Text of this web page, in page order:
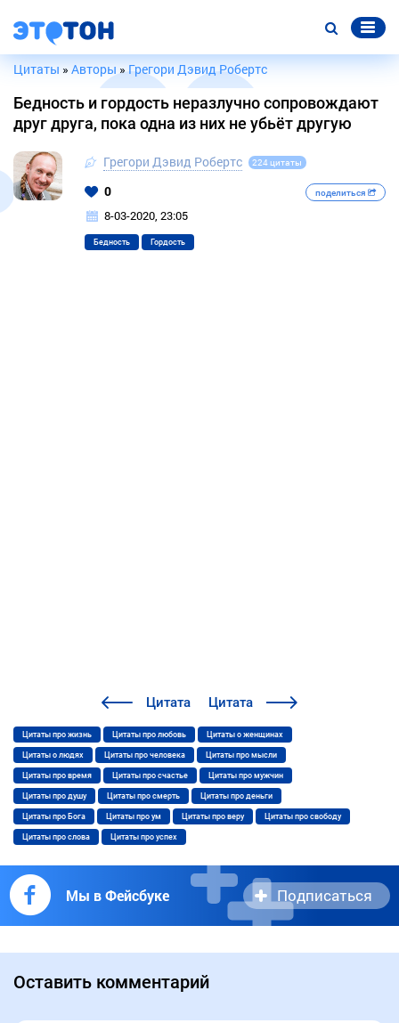
Цитаты » Авторы »Грегори Дэвид Робертс
Бедность и гордость неразлучно сопровождают
друг друга, пока одна из них не убьёт другую
Грегори Дэвид Робертс 224 цитаты
0 поделиться
8-03-2020, 23:05
Бедность Гордость
Цитата Цитата
Цитаты про жизнь Цитаты про любовь Цитаты о женщинах
Цитаты о людях Цитаты про человека Цитаты про мысли
Цитаты про время Цитаты про счастье Цитаты про мужчин
Цитаты про душу Цитаты про смерть Цитаты про деньги
Цитаты про Бога Цитаты про ум Цитаты про веру Цитаты про свободу
Цитаты про слова Цитаты про успех
Мы в Фейсбуке Подписаться
Оставить комментарий